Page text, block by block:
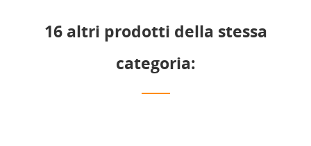
16 altri prodotti della stessa
categoria: